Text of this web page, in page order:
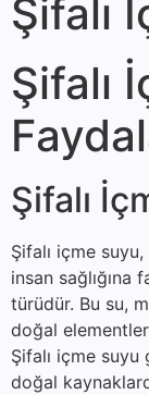
Şifalı
Şifalı
Şifalı
Şifalı içme
insan sağlığına
türüdür. Bu su,
doğal
Şifalı içme suyu
doğal